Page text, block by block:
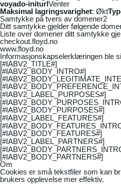
voyado-initurlVenter
Maksimal lagringsvarighet: Økt
Samtykke på tvers av domener2
Ditt samtykke gjelder følgende
Liste over domener ditt samtykke
checkout.floyd.no
www.floyd.no
Informasjonskapselerklæringen ble
[#IABV2_TITLE#]
[#IABV2_BODY_INTRO#]
[#IABV2_LABEL_PURPOSES#]
[#IABV2_BODY_PURPOSES#]
[#IABV2_LABEL_FEATURES#]
[#IABV2_BODY_FEATURES#]
[#IABV2_LABEL_PARTNERS#]
[#IABV2_BODY_PARTNERS#]
Om
Cookies er små tekstfiler som kan
brukers opplevelse mer effektiv.